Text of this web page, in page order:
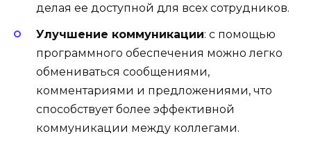
делая ее доступной для всех сотрудников.
Улучшение коммуникации: с помощью
программного обеспечения можно легко
обмениваться сообщениями,
комментариями и предложениями, что
способствует более эффективной
коммуникации между коллегами.